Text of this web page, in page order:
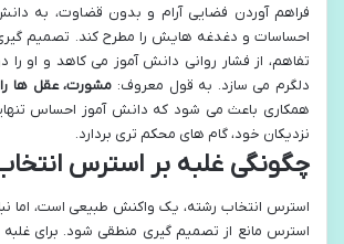
فراهم آوردن فضایی آرام و بدون قضاوت، به
احساسات و دغدغه هایش را مطرح کند. تصمیم
تفاهم، از فشار روانی دانش آموز می کاهد و او را
دلگرم می سازد. به قول معروف: مشورت، عقل ها
همکاری باعث می شود که دانش آموز احساس
نزدیکان خود، گام های محکم تری بردارد.
چگونگی غلبه بر استرس
استرس انتخاب رشته، یک واکنش طبیعی است، اما
استرس مانع از تصمیم گیری منطقی شود. برای غلبه